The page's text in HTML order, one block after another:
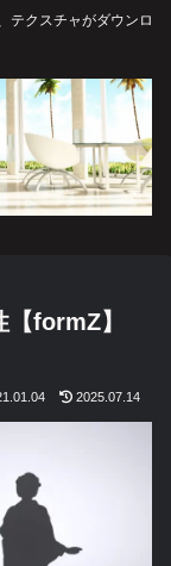
テクスチャがダウンロ
【formZ】
2025.07.14